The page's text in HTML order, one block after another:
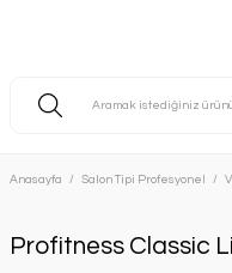
Anasayfa Salon Tipi Profesyonel
Profitness Classic